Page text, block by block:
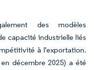
des modèles
capacité industrielle liés
à l'exportation.
décembre 2025) a été